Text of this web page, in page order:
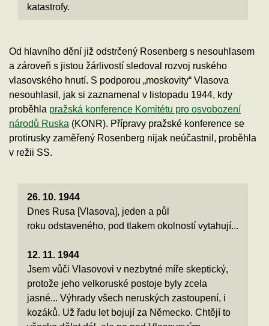
katastrofy.
Od hlavního dění již odstrčený Rosenberg s nesouhlasem
a zároveň s jistou žárlivostí sledoval rozvoj ruského
vlasovského hnutí. S podporou „moskovity“ Vlasova
nesouhlasil, jak si zaznamenal v listopadu 1944, kdy
proběhla pražská konference Komitétu pro osvobození
národů Ruska (KONR). Přípravy pražské konference se
protirusky zaměřený Rosenberg nijak neúčastnil, proběhla
v režii SS.
26. 10. 1944
Dnes Rusa [Vlasova], jeden a půl
roku odstaveného, pod tlakem okolností vytahují...
12. 11. 1944
Jsem vůči Vlasovovi v nezbytné míře skeptický,
protože jeho velkoruské postoje byly zcela
jasné... Výhrady všech neruských zastoupení, i
kozáků. Už řadu let bojují za Německo. Chtějí to